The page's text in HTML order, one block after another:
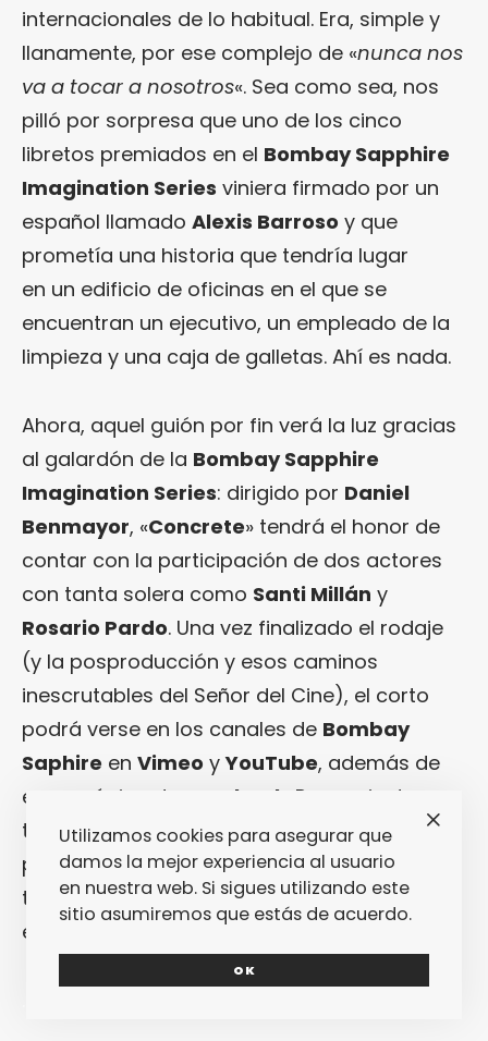
internacionales de lo habitual. Era, simple y
llanamente, por ese complejo de «nunca nos
va a tocar a nosotros«. Sea como sea, nos
pilló por sorpresa que uno de los cinco
libretos premiados en el Bombay Sapphire
Imagination Series viniera firmado por un
español llamado Alexis Barroso y que
prometía una historia que tendría lugar
en un edificio de oficinas en el que se
encuentran un ejecutivo, un empleado de la
limpieza y una caja de galletas. Ahí es nada.
Ahora, aquel guión por fin verá la luz gracias
al galardón de la Bombay Sapphire
Imagination Series: dirigido por Daniel
Benmayor, «Concrete» tendrá el honor de
contar con la participación de dos actores
con tanta solera como Santi Millán y
Rosario Pardo. Una vez finalizado el rodaje
(y la posproducción y esos caminos
inescrutables del Señor del Cine), el corto
podrá verse en los canales de Bombay
Saphire en Vimeo yYouTube, además de
en su página de
Facebook . Pero, mientras
tanto, se impone hablar conAlexis Barroso
para que explique bien de cerca cómo está
transcurriendo esta experiencia tan
emocionante.
Utilizamos cookies para asegurar que
damos la mejor experiencia al usuario
en nuestra web. Si sigues utilizando este
sitio asumiremos que estás de acuerdo.
OK